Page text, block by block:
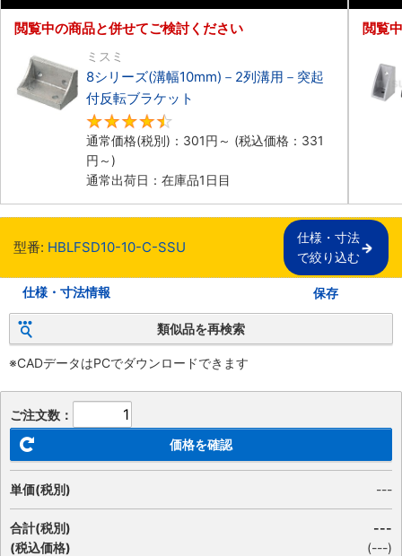
閲覧中の商品と併せてご検討ください
ミスミ
8シリーズ(溝幅10mm)－2列溝用－突起
付反転ブラケット
通常価格(税別)： 301円 ～ (税込価格： 331
円 ～)
通常出荷日：在庫品1日目
閲覧
型番: HBLFSD10-10-C-SSU
仕様・寸法
で絞り込む
仕様・寸法情報 保存
類似品を再検索
※CADデータはPCでダウンロードできます
ご注文数：
価格を確認
単価(税別) ---
合計(税別)
(税込価格)
---
(---)